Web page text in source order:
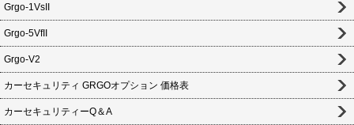
Grgo-1VsII
Grgo-5VfII
Grgo-V2
カーセキュリティ GRGOオプション 価格表
カーセキュリティーQ＆A